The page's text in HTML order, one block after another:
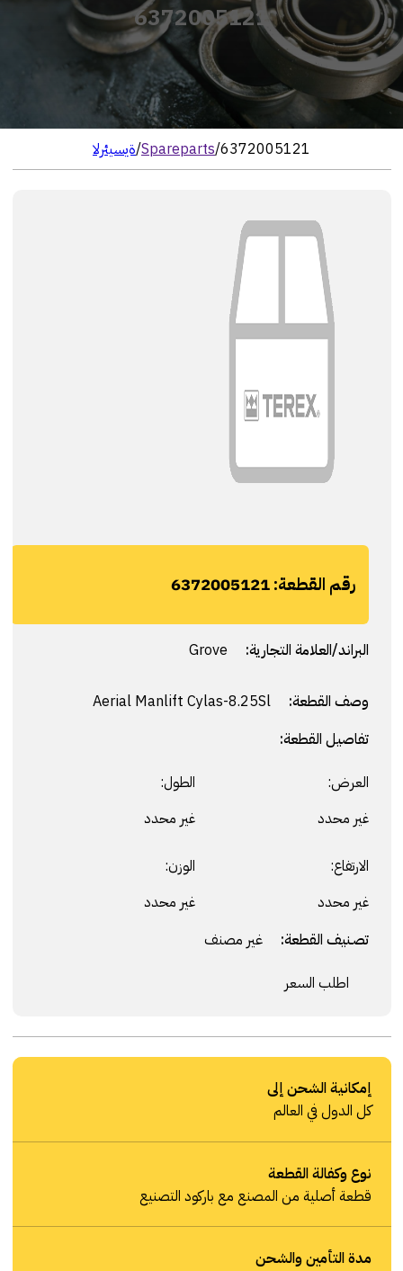
6372005121
الرئيسية/Spareparts/6372005121
رقم القطعة:6372005121
البراند/العلامة التجارية:
وصف القطعة:
Aerial Manlift Cylas-8.25Sl
تفاصيل القطعة:
العرض:
غير محدد
الطول:
غير محدد
الارتفاع:
غير محدد
الوزن:
غير محدد
تصنيف القطعة: غير مصنف
اطلب السعر
إمكانية الشحن إلى
كل الدول في العالم
نوع وكفالة القطعة
قطعة أصلية من المصنع مع باركود التصنيع
مدة التأمين والشحن